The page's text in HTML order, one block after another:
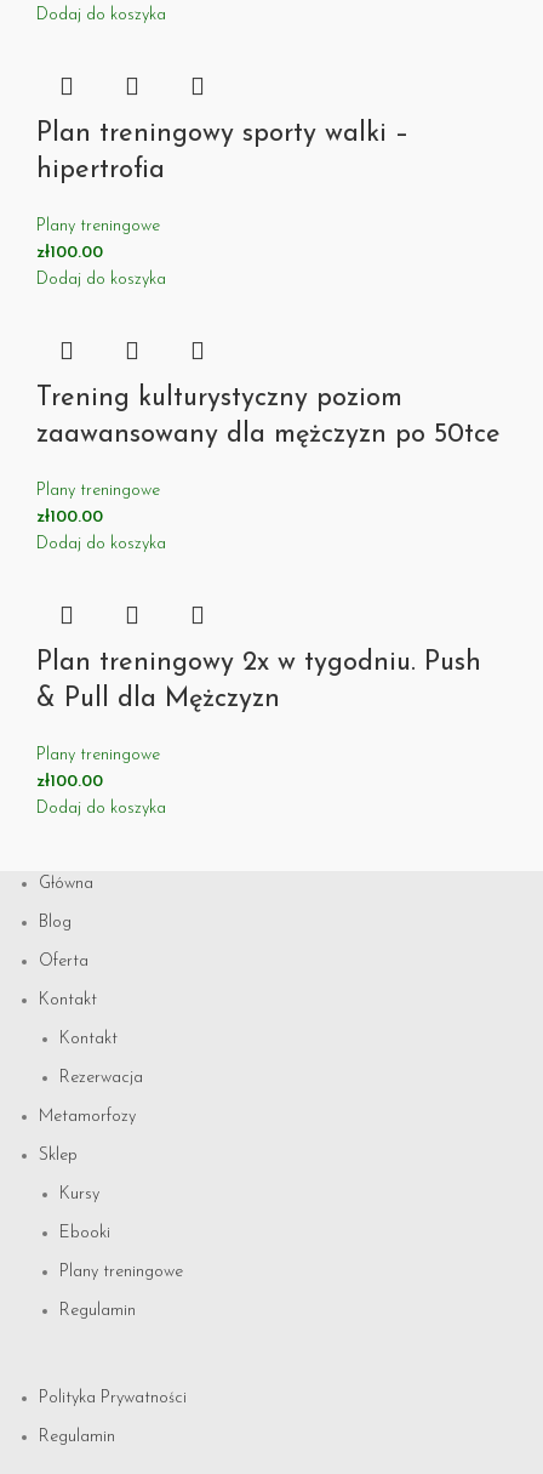
Dodaj do koszyka
Plan treningowy sporty walki –
hipertrofia
Plany treningowe
zł100.00
Dodaj do koszyka
Trening kulturystyczny poziom
zaawansowany dla mężczyzn po 50tce
Plany treningowe
zł100.00
Dodaj do koszyka
Plan treningowy 2x w tygodniu. Push
& Pull dla Mężczyzn
Plany treningowe
zł100.00
Dodaj do koszyka
Główna
Blog
Oferta
Kontakt
Kontakt
Rezerwacja
Metamorfozy
Sklep
Kursy
Ebooki
Plany treningowe
Regulamin
Polityka Prywatności
Regulamin